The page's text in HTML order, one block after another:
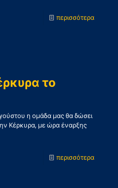
περισσότερα-
το
η ομάδα μας θα δώσει
Κέρκυρα, με ώρα έναρξης
περισσότερα-